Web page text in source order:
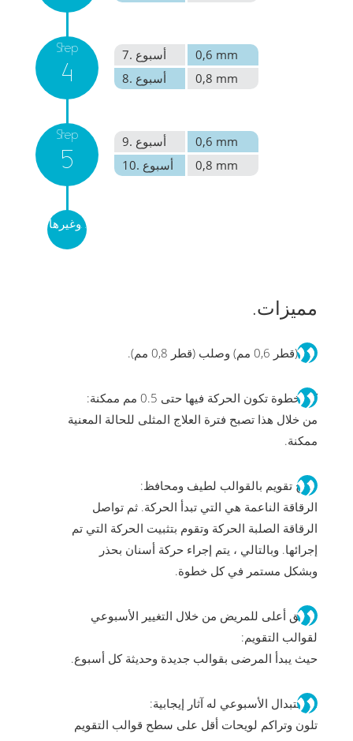
Step
4
7. أسبوع
0,6 mm
8. أسبوع
0,8 mm
Step
5
9. أسبوع
0,6 mm
10. أسبوع
0,8 mm
وغيرها. .
مميزات.
لين (قطر 0,6 مم) وصلب (قطر 0,8 مم).
كل خطوة تكون الحركة فيها حتى 0.5 مم ممكنة:
من خلال هذا تصبح فترة العلاج المثلى للحالة المعنية
ممكنة.
علاج تقويم بالقوالب لطيف ومحافظ:
الرقاقة الناعمة هي التي تبدأ الحركة. ثم تواصل
الرقاقة الصلبة الحركة وتقوم بتثبيت الحركة التي تم
إجرائها. وبالتالي ، يتم إجراء حركة أسنان بحذر
وبشكل مستمر في كل خطوة.
توافق أعلى للمريض من خلال التغيير الأسبوعي
لقوالب التقويم:
حيث يبدأ المرضى بقوالب جديدة وحديثة كل أسبوع.
الاستبدال الأسبوعي له آثار إيجابية:
تلون وتراكم لويحات أقل على سطح قوالب التقويم